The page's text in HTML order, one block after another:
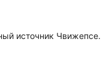
источник Чвижепсе.